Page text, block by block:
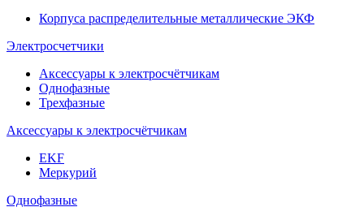
Корпуса распределительные металлические ЭКФ
Электросчетчики
Аксессуары к электросчётчикам
Однофазные
Трехфазные
Аксессуары к электросчётчикам
EKF
Меркурий
Однофазные